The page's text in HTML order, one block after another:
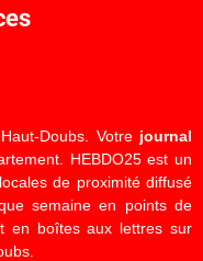
Doubs. Votre journal
HEBDO25 est un
de proximité diffusé
semaine en points de
en boîtes aux lettres sur